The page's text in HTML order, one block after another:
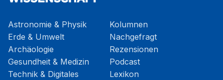
Astronomie & Physik
Erde & Umwelt
Archäologie
Gesundheit & Medizin
Technik & Digitales
Kolumnen
Nachgefragt
Rezensionen
Podcast
Lexikon